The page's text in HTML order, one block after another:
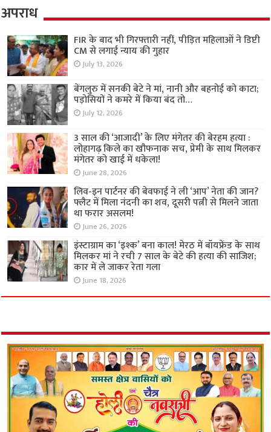
अपराध
FIR के बाद भी गिरफ्तारी नहीं, पीड़ित महिलाओं ने डिप्टी
CM से लगाई न्याय की गुहार
July 13, 2026
बेंगलुरु में सनकी बेटे ने मां, नानी और बहनोई को काटा;
पड़ोसियों ने कमरे में किया बंद तो…
July 12, 2026
3 साल की ‘आजादी’ के लिए मंगेतर की बेरहम हत्या :
लोहागढ़ किले का खौफनाक सच, प्रेमी के साथ मिलकर
मंगेतर को खाई में धकेला!
June 28, 2026
लिव-इन पार्टनर की बेवफाई ने ली ‘आप’ नेता की जान?
फ्लैट में मिला नंदनी का शव, दूसरी पत्नी से मिलने जाता
था फरार असलम!
June 26, 2026
इंस्टाग्राम का ‘इश्क’ बना काल! मेरठ में बॉयफ्रेंड के साथ
मिलकर मां ने रची 7 साल के बेटे की हत्या की साजिश;
कार में ले जाकर रेता गला
June 18, 2026